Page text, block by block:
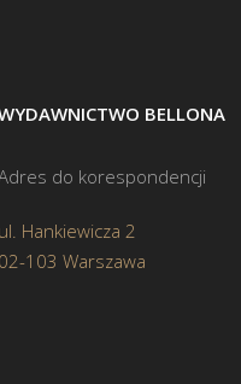
BELLONA
do korespondencji
ul. Hankiewicza 2
02-103 Warszawa